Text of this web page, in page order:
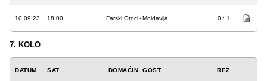
10.09.23. 18:00 Farski Otoci-Moldavija 0 : 1
7. KOLO
DATUM SAT DOMAĆIN GOST REZ